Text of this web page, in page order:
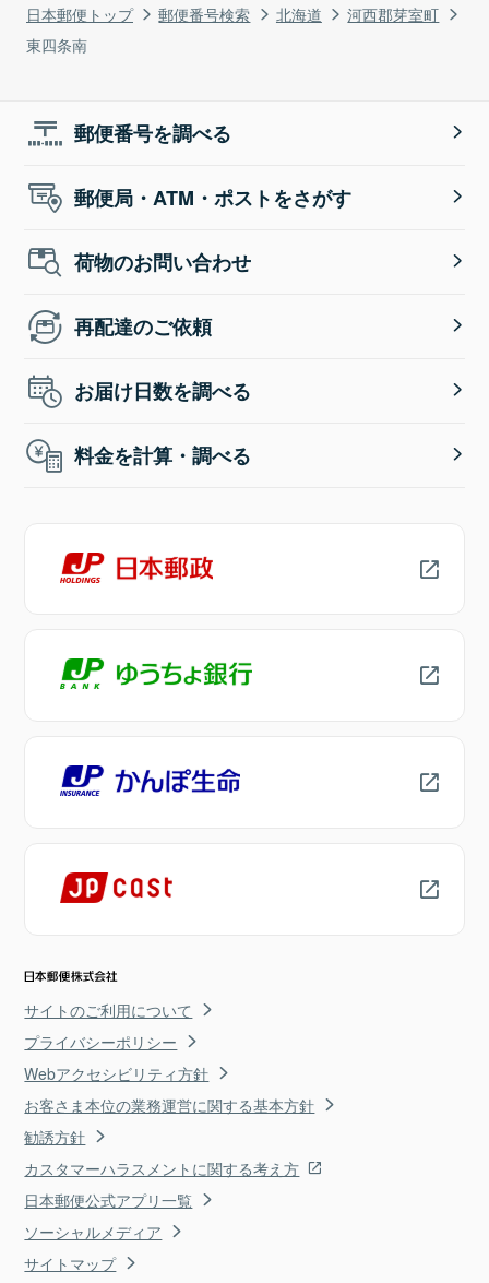
日本郵便トップ 郵便番号検索 北海道
河西郡芽室町
東四条南
郵便番号を調べる
郵便局・ATM・ポストをさがす
荷物のお問い合わせ
再配達のご依頼
お届け日数を調べる
料金を計算・調べる
サイトのご利用について
プライバシーポリシー
Webアクセシビリティ方針
お客さま本位の業務運営に関する基本方針
勧誘方針
カスタマーハラスメントに関する考え方
日本郵便公式アプリ一覧
ソーシャルメディア
サイトマップ